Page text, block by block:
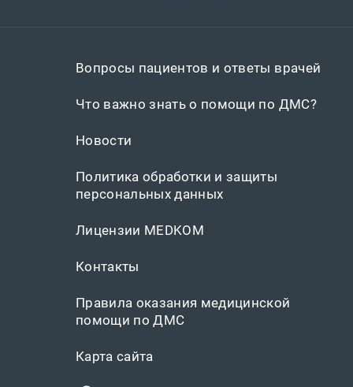
Вопросы пациентов и ответы врачей
Что важно знать о помощи по ДМС?
Новости
Политика обработки и защиты
персональных данных
Лицензии MEDKOM
Контакты
Правила оказания медицинской
помощи по ДМС
Карта сайта